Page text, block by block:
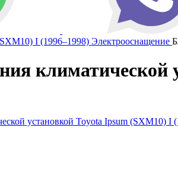
I (1996–1998) Электрооснащение
климатической